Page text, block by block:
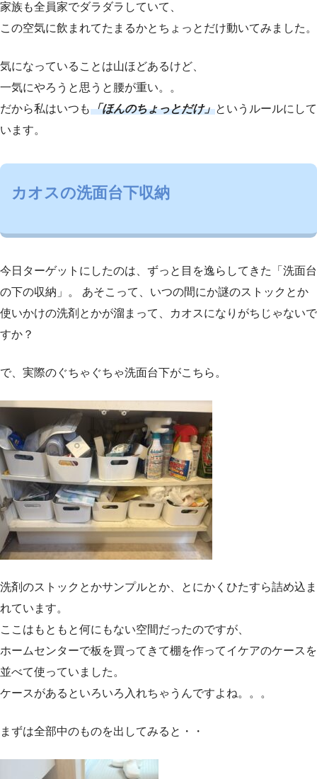
家族も全員家でダラダラしていて、
この空気に飲まれてたまるかとちょっとだけ動いてみました。
気になっていることは山ほどあるけど、
一気にやろうと思うと腰が重い。。
だから私はいつも「ほんのちょっとだけ」というルールにして
います。
カオスの洗面台下収納
今日ターゲットにしたのは、ずっと目を逸らしてきた「洗面台
の下の収納」。 あそこって、いつの間にか謎のストックとか
使いかけの洗剤とかが溜まって、カオスになりがちじゃないで
すか？
で、実際のぐちゃぐちゃ洗面台下がこちら。
洗剤のストックとかサンプルとか、とにかくひたすら詰め込ま
れています。
ここはもともと何にもない空間だったのですが、
ホームセンターで板を買ってきて棚を作ってイケアのケースを
並べて使っていました。
ケースがあるといろいろ入れちゃうんですよね。。。
まずは全部中のものを出してみると・・